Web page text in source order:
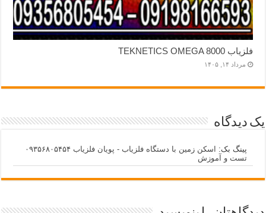
فلزیاب TEKNETICS OMEGA 8000
مرداد ۱۴, ۱۴۰۵
یک دیدگاه
پینگ بک:
اسکن زمین با دستگاه فلزیاب - پویان فلزیاب ۰۹۳۵۶۸۰۵۴۵۴
تست و آموزش